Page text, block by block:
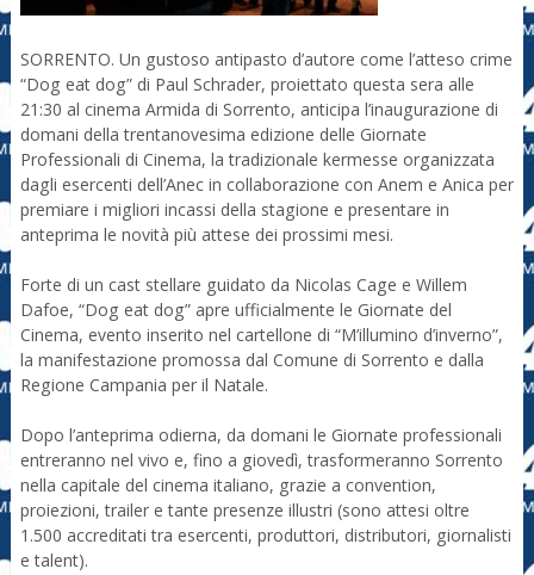
SORRENTO. Un gustoso antipasto d’autore come l’atteso crime
“Dog eat dog” di Paul Schrader, proiettato questa sera alle
21:30 al cinema Armida di Sorrento, anticipa l’inaugurazione di
domani della trentanovesima edizione delle Giornate
Professionali di Cinema, la tradizionale kermesse organizzata
dagli esercenti dell’Anec in collaborazione con Anem e Anica per
premiare i migliori incassi della stagione e presentare in
anteprima le novità più attese dei prossimi mesi.
Forte di un cast stellare guidato da Nicolas Cage e Willem
Dafoe, “Dog eat dog” apre ufficialmente le Giornate del
Cinema, evento inserito nel cartellone di “M’illumino d’inverno”,
la manifestazione promossa dal Comune di Sorrento e dalla
Regione Campania per il Natale.
Dopo l’anteprima odierna, da domani le Giornate professionali
entreranno nel vivo e, fino a giovedì, trasformeranno Sorrento
nella capitale del cinema italiano, grazie a convention,
proiezioni, trailer e tante presenze illustri (sono attesi oltre
1.500 accreditati tra esercenti, produttori, distributori, giornalisti
e talent).